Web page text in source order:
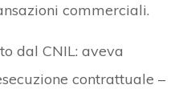
commerciali.
dal CNIL: aveva
contrattuale –